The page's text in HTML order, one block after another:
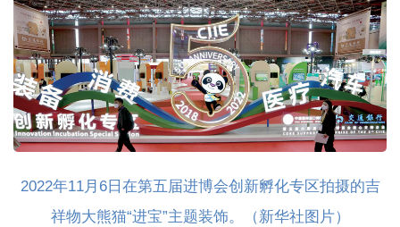
2022年11月6日在第五届进博会创新孵化专区拍摄的吉
祥物大熊猫“进宝”主题装饰。（新华社图片）